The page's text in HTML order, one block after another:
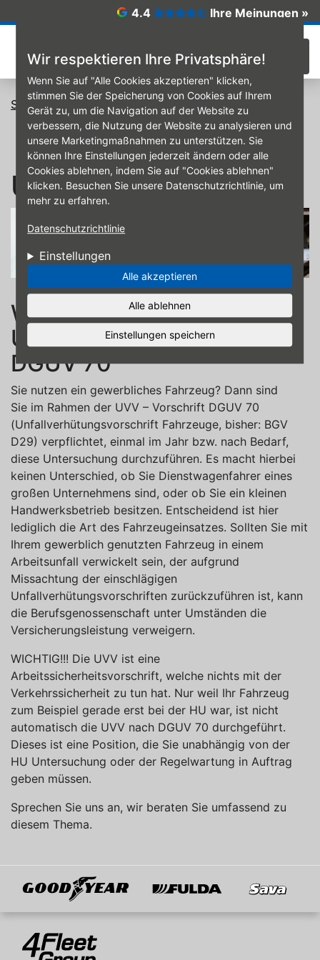
Wir respektieren Ihre Privatsphäre!
Wenn Sie auf "Alle Cookies akzeptieren" klicken,
stimmen Sie der Speicherung von Cookies auf Ihrem
Gerät zu, um die Navigation auf der Website zu
verbessern, die Nutzung der Website zu analysieren und
unsere Marketingmaßnahmen zu unterstützen. Sie
können Ihre Einstellungen jederzeit ändern oder alle
Cookies ablehnen, indem Sie auf "Cookies ablehnen"
klicken. Besuchen Sie unsere Datenschutzrichtlinie, um
mehr zu erfahren.
Datenschutzrichtlinie
Einstellungen
Alle akzeptieren
Alle ablehnen
Einstellungen speichern
4.4 Ihre Meinungen »
Startseite
Unsere Services rund um Auto & Reifen
UVV-Prüfung
UVV-Prüfung
Wir prüfen gemäß der
Unfallverhütungsvorschrift
DGUV 70
Sie nutzen ein gewerbliches Fahrzeug? Dann sind
Sie im Rahmen der UVV – Vorschrift DGUV 70
(Unfallverhütungsvorschrift Fahrzeuge, bisher: BGV
D29) verpflichtet, einmal im Jahr bzw. nach Bedarf,
diese Untersuchung durchzuführen. Es macht hierbei
keinen Unterschied, ob Sie Dienstwagenfahrer eines
großen Unternehmens sind, oder ob Sie ein kleinen
Handwerksbetrieb besitzen. Entscheidend ist hier
lediglich die Art des Fahrzeugeinsatzes. Sollten Sie mit
Ihrem gewerblich genutzten Fahrzeug in einem
Arbeitsunfall verwickelt sein, der aufgrund
Missachtung der einschlägigen
Unfallverhütungsvorschriften zurückzuführen ist, kann
die Berufsgenossenschaft unter Umständen die
Versicherungsleistung verweigern.
WICHTIG!!! Die UVV ist eine
Arbeitssicherheitsvorschrift, welche nichts mit der
Verkehrssicherheit zu tun hat. Nur weil Ihr Fahrzeug
zum Beispiel gerade erst bei der HU war, ist nicht
automatisch die UVV nach DGUV 70 durchgeführt.
Dieses ist eine Position, die Sie unabhängig von der
HU Untersuchung oder der Regelwartung in Auftrag
geben müssen.
Sprechen Sie uns an, wir beraten Sie umfassend zu
diesem Thema.
Mitglied von
4Fleet Group